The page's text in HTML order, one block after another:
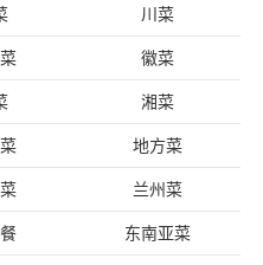
川菜
徽菜
湘菜
地方菜
兰州菜
东南亚菜